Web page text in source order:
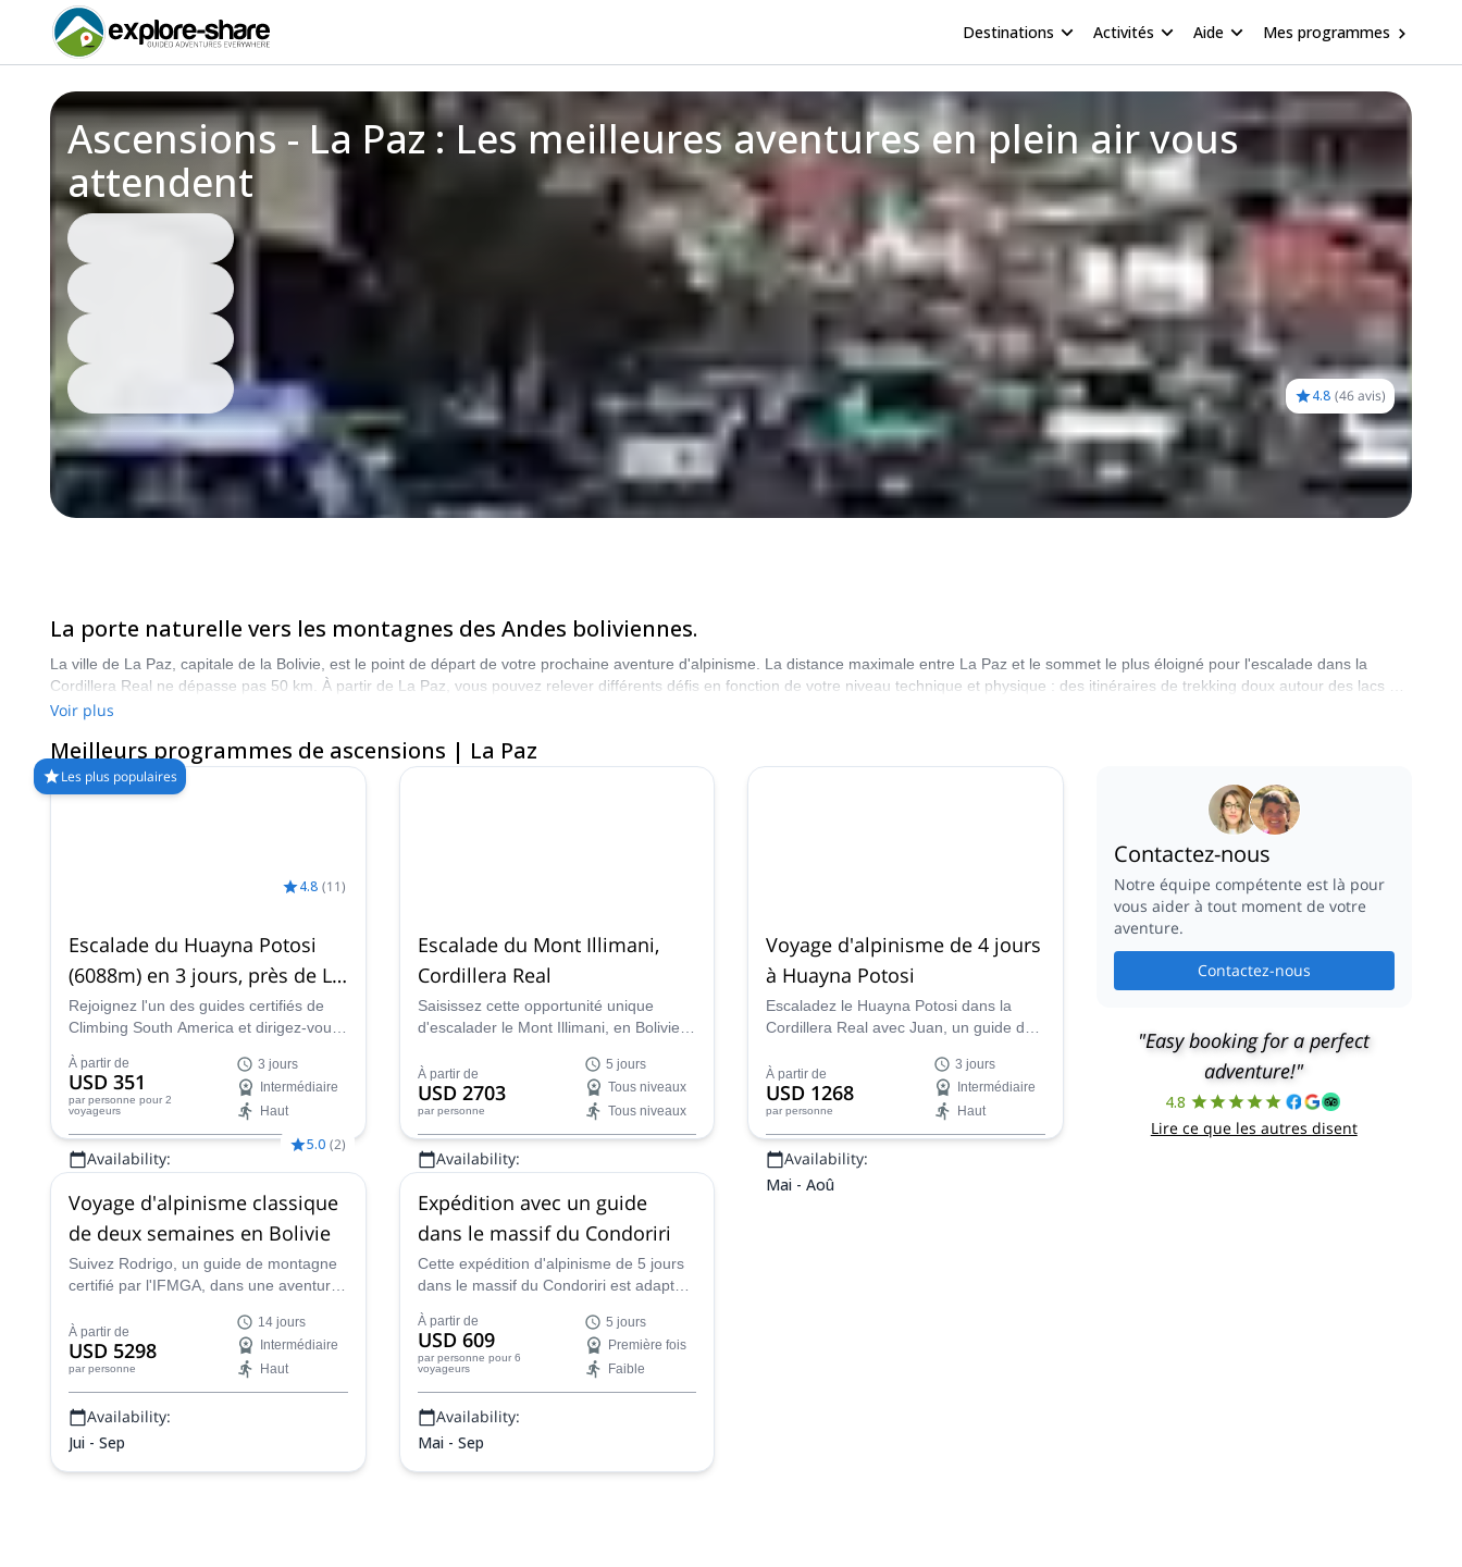
Destinations Activités Aide Mes programmes
Ascensions - La Paz : Les meilleures aventures en plein air vous
attendent
4.8 (46 avis)
La porte naturelle vers les montagnes des Andes boliviennes.
La ville de La Paz, capitale de la Bolivie, est le point de départ de votre prochaine aventure d'alpinisme. La distance maximale entre La Paz et le sommet le plus éloigné pour l'escalade dans la
Cordillera Real ne dépasse pas 50 km. À partir de La Paz, vous pouvez relever différents défis en fonction de votre niveau technique et physique : des itinéraires de trekking doux autour des lacs au
pied des montagnes, aux ascensions difficiles avec des pentes de plus de 60º de dénivelé. À La Paz, vous trouverez certainement ce que vous cherchez. Laissez les meilleurs guides locaux certifiés
Voir plus
Meilleurs programmes de ascensions | La Paz
Les plus populaires
4.8 (11)
Escalade du Huayna Potosi
(6088m) en 3 jours, près de La
Paz, Bolivie
Rejoignez l'un des guides certifiés de
Climbing South America et dirigez-vous
les plus populaires de plus de 6 000
mètres, le Huayna Potosi, lors d'une
ascension guidée de trois jours près de
La Paz qui est exaltante, à couper le
souffle, et une expérience d'alpinisme
À partir de
USD 351
par personne pour 2
voyageurs
3 jours
Intermédiaire
Haut
Availability:
Escalade du Mont Illimani,
Cordillera Real
Saisissez cette opportunité unique
d'escalader le Mont Illimani, en Bolivie,
Jose, guide de montagne certifié
IFMGA.
À partir de
USD 2703
par personne
5 jours
Tous niveaux
Tous niveaux
Availability:
Voyage d'alpinisme de 4 jours
à Huayna Potosi
Escaladez le Huayna Potosi dans la
Cordillera Real avec Juan, un guide de
ascension de 2 jours + acclimatation si
le groupe en a besoin.
À partir de
USD 1268
par personne
3 jours
Intermédiaire
Haut
Availability:
Mai - Aoû
Contactez-nous
Notre équipe compétente est là pour
vous aider à tout moment de votre
aventure.
Contactez-nous
"Easy booking for a perfect
adventure!"
4.8
Lire ce que les autres disent
5.0 (2)
Voyage d'alpinisme classique
de deux semaines en Bolivie
Suivez Rodrigo, un guide de montagne
certifié par l'IFMGA, dans une aventure
sommets classiques de la Cordillère
Royale de Bolivie : Pequeno Alpamayo,
Huayana Potosi et Illimani.
À partir de
USD 5298
par personne
14 jours
Intermédiaire
Haut
Availability:
Jui - Sep
Expédition avec un guide
dans le massif du Condoriri
Cette expédition d'alpinisme de 5 jours
dans le massif du Condoriri est adaptée
moyen de découvrir les magnifiques
Andes boliviennes. Rejoignez Bernardo,
un alpiniste local certifié IFMGA !
À partir de
USD 609
par personne pour 6
voyageurs
5 jours
Première fois
Faible
Availability:
Mai - Sep